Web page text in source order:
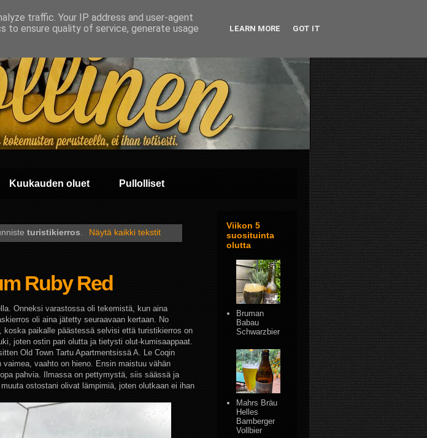
Kuukauden oluet Pullolliset
turistikierros. Näytä kaikki tekstit
Ruby Red
Onneksi varastossa oli tekemistä, kun aina
oli aina jätetty seuraavaan kertaan. No
koska paikalle päästessä selvisi että turistikierros on
joten ostin pari olutta ja tietysti olut-kumisaappaat.
Old Town Tartu Apartmentsissä A. Le Coqin
vaahto on hieno. Ensin maistuu vähän
pahvia. Ilmassa on pettymystä, siis säässä ja
ostostani olivat lämpimiä, joten olutkaan ei ihan
Viikon 5
suosituinta
olutta
Bruman
Babau
Schwarzbier
Mahrs Bräu
Helles
Bamberger
Vollbier
traffic. Your IP address and user-agent
to ensure quality of service, generate usage
LEARN MORE GOT IT